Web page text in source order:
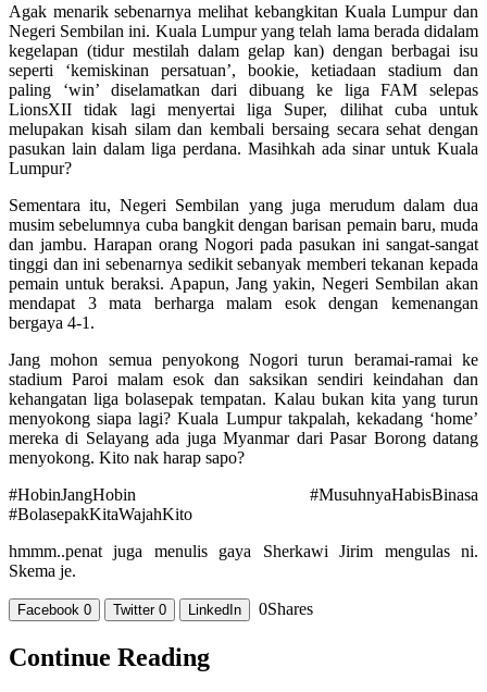
Agak menarik sebenarnya melihat kebangkitan Kuala Lumpur dan
Negeri Sembilan ini. Kuala Lumpur yang telah lama berada didalam
kegelapan (tidur mestilah dalam gelap kan) dengan berbagai isu
seperti ‘kemiskinan persatuan’, bookie, ketiadaan stadium dan
paling ‘win’ diselamatkan dari dibuang ke liga FAM selepas
LionsXII tidak lagi menyertai liga Super, dilihat cuba untuk
melupakan kisah silam dan kembali bersaing secara sehat dengan
pasukan lain dalam liga perdana. Masihkah ada sinar untuk Kuala
Lumpur?
Sementara itu, Negeri Sembilan yang juga merudum dalam dua
musim sebelumnya cuba bangkit dengan barisan pemain baru, muda
dan jambu. Harapan orang Nogori pada pasukan ini sangat-sangat
tinggi dan ini sebenarnya sedikit sebanyak memberi tekanan kepada
pemain untuk beraksi. Apapun, Jang yakin, Negeri Sembilan akan
mendapat 3 mata berharga malam esok dengan kemenangan
bergaya 4-1.
Jang mohon semua penyokong Nogori turun beramai-ramai ke
stadium Paroi malam esok dan saksikan sendiri keindahan dan
kehangatan liga bolasepak tempatan. Kalau bukan kita yang turun
menyokong siapa lagi? Kuala Lumpur takpalah, kekadang ‘home’
mereka di Selayang ada juga Myanmar dari Pasar Borong datang
menyokong. Kito nak harap sapo?
#HobinJangHobin #MusuhnyaHabisBinasa
#BolasepakKitaWajahKito
hmmm..penat juga menulis gaya Sherkawi Jirim mengulas ni.
Skema je.
Facebook 0 Twitter 0 LinkedIn 0Shares
Continue Reading